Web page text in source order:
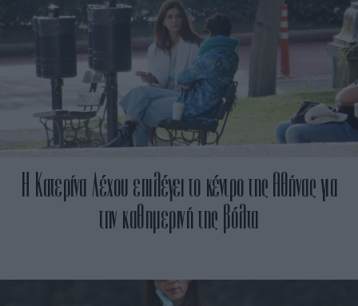
H Κατερίνα Λέχου επιλέγει το κέντρο της Αθήνας για
την καθημερινή της βόλτα